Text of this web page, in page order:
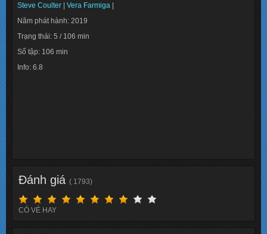
Steve Coulter
Vera Farmiga
Năm phát hành: 2019
Trạng thái: 5 / 106 min
Số tập: 106 min
Info: 6.8
Đánh giá ( 1793)
CÓ VẺ HAY